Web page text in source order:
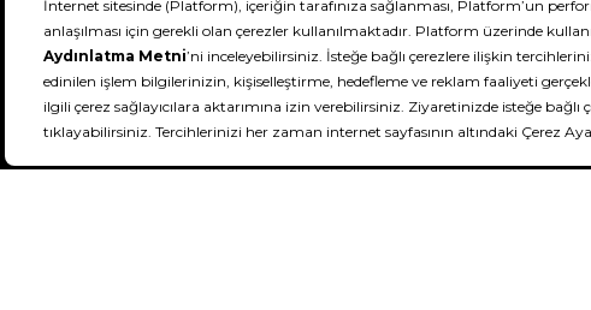
DeFactoFIT ©️ 2022-2026. Tüm hakları